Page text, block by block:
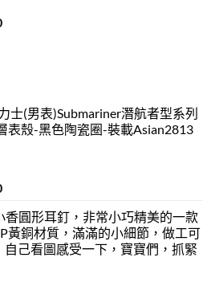
士(男表)Submariner潛航者型系列
表殼-黑色陶瓷圈-裝載Asian2813
香圓形耳釘，非常小巧精美的一款
黃銅材質，滿滿的小細節，做工可
自己看圖感受一下，寶寶們，抓緊